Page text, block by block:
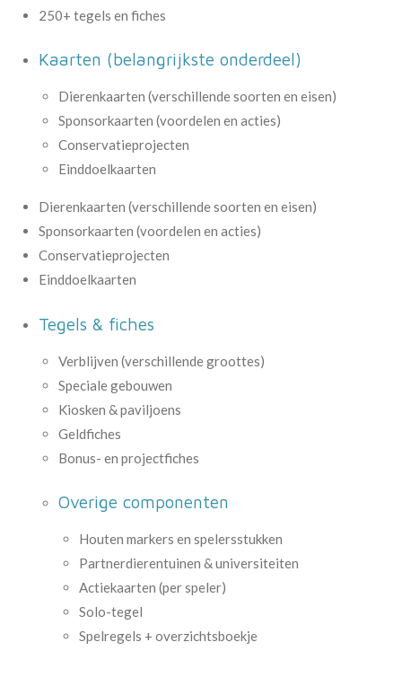
250+ tegels en fiches
Kaarten (belangrijkste onderdeel)
Dierenkaarten (verschillende soorten en eisen)
Sponsorkaarten (voordelen en acties)
Conservatieprojecten
Einddoelkaarten
Dierenkaarten (verschillende soorten en eisen)
Sponsorkaarten (voordelen en acties)
Conservatieprojecten
Einddoelkaarten
Tegels & fiches
Verblijven (verschillende groottes)
Speciale gebouwen
Kiosken & paviljoens
Geldfiches
Bonus- en projectfiches
Overige componenten
Houten markers en spelersstukken
Partnerdierentuinen & universiteiten
Actiekaarten (per speler)
Solo-tegel
Spelregels + overzichtsboekje